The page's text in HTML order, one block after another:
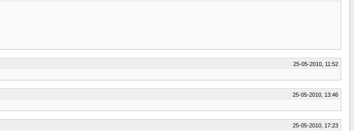
25-05-2010, 11:52
25-05-2010, 13:46
25-05-2010, 17:23